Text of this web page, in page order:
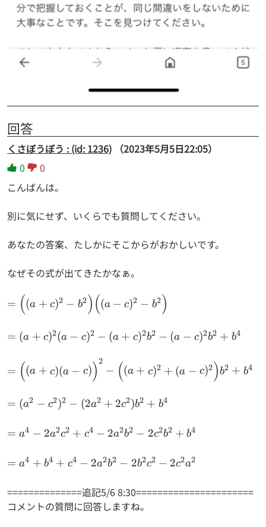
回答
くさぼうぼう : (id: 1236)
（2023年5月5日22:05）
0
0
こんばんは。
別に気にせず、いくらでも質問してください。
あなたの答案、たしかにそこからがおかしいです。
なぜその式が出てきたかなぁ。
=\Big(
(a+c)^2-
\Big)
c)^2-b^2
\Big)
= ((a + c)2 − b2 )((a − c)2 − b2 )
=
(a-c)^2-
(a+c)^2
c)^2
+b^4
= (a + c)2(a − c)2 − (a + c)2b2 − (a − c)2b2 + b4
=\Big((a+c)
(a-c) \Big)^2-
(a-c)^2
= ((a + c)(a − c))2
− ((a + c)2 + (a − c)2)b2 + b4
=(a^2-c^2)^2-
+2c^2)b^2+b^4
= (a2 − c2)2 − (2a2 + 2c2)b2 + b4
=a^4-
2a^2b^2-
= a4 − 2a2c2 + c4 − 2a2b2 − 2c2b2 + b4
=a^4+b^4+c^4-
2b^2c^2-
2c^2a^2
= a4 + b4 + c4 − 2a2b2 − 2b2c2 − 2c2a2
==============追記5/6 8:30======================
コメントの質問に回答しますね。